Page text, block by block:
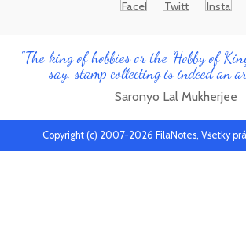
"The king of hobbies or the 'Hobby of
say, stamp collecting is indeed an
Saronyo Lal Mukherjee
Copyright (c) 2007-2026 FilaNotes, Všetky